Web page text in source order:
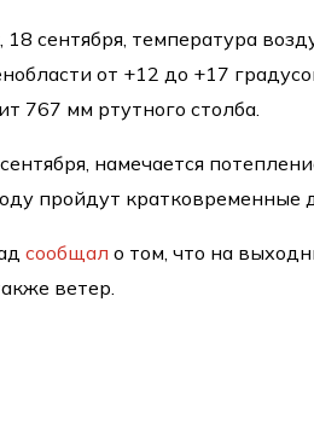
сентября, температура
от +12 до +17
767 мм ртутного столба.
намечается
пройдут кратковременные
сообщал о том, что на
ветер.